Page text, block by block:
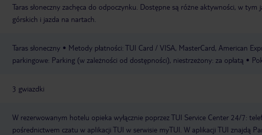
Taras słoneczny zachęca do odpoczynku. Dostępne są różne aktywności, w tym
górskich i jazda na nartach.
Taras słoneczny Metody płatności: TUI Card / VISA, MasterCard, American
parkingowe: Parking (w zależności od dostępności), niestrzeżony: za opłatą
3 gwiazdki
W rezerwowanym hotelu opieka wyłącznie poprzez TUI Service Center 24/7:
pośrednictwem czatu w aplikacji TUI w serwisie myTUI. W aplikacji TUI znajdą